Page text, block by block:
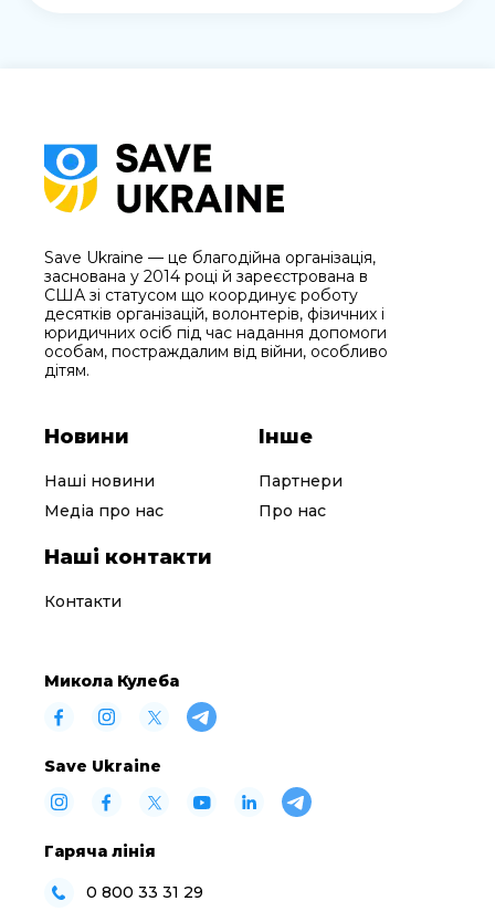
Save Ukraine — це благодійна організація,
заснована у 2014 році й зареєстрована в
США зі статусом що координує роботу
десятків організацій, волонтерів, фізичних і
юридичних осіб під час надання допомоги
особам, постраждалим від війни, особливо
дітям.
Новини
Наші новини
Медіа про нас
Інше
Партнери
Про нас
Наші контакти
Контакти
Микола Кулеба
Save Ukraine
Гаряча лінія
0 800 33 31 29